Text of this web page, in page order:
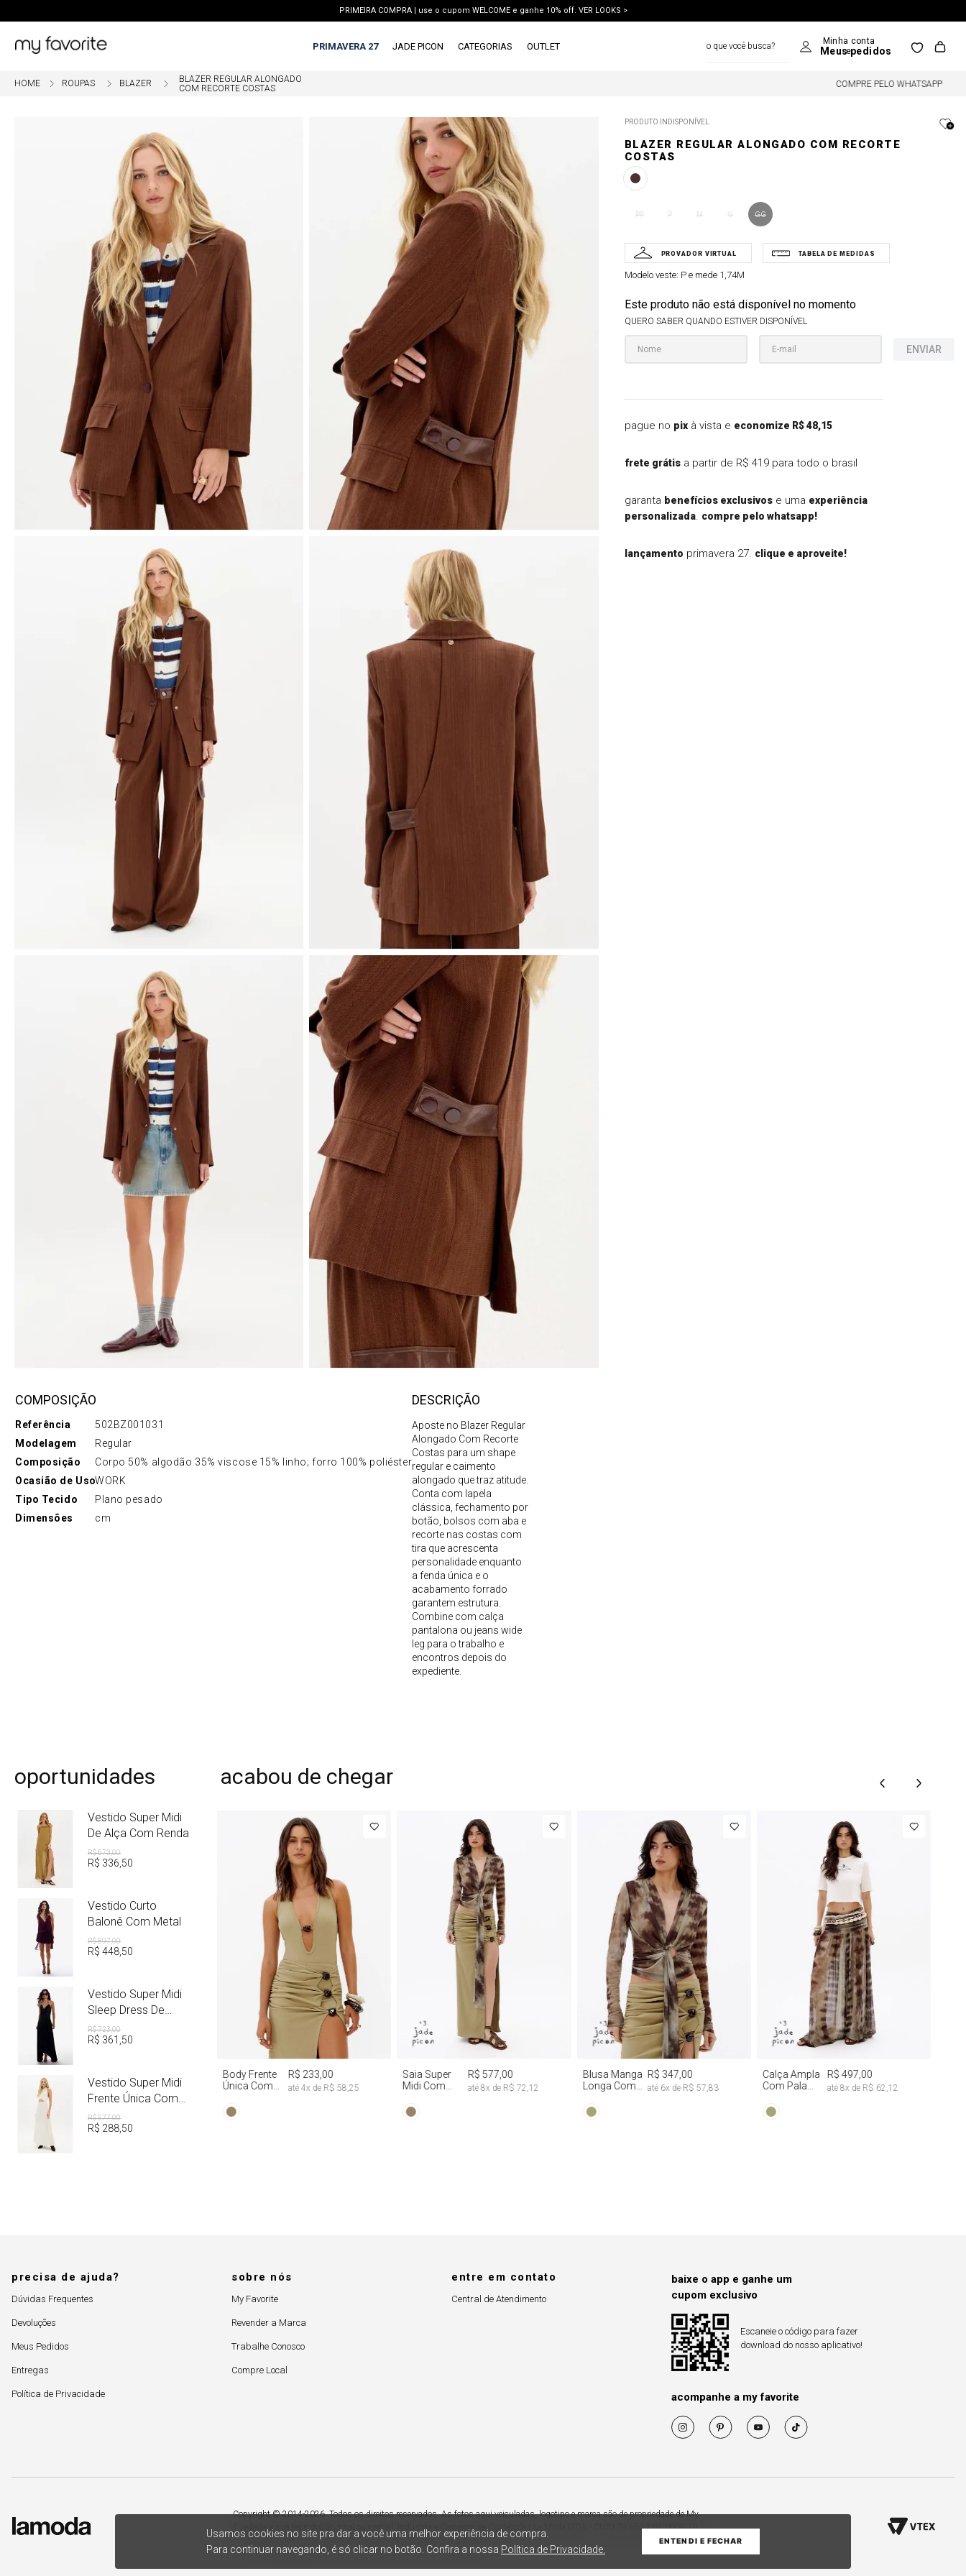
PRIMEIRA COMPRA | use o cupom WELCOME e ganhe 10% off. VER LOOKS >
PRIMAVERA 27 JADE PICON CATEGORIAS OUTLET
ROUPAS BLAZER
BLAZER REGULAR ALONGADO
COM RECORTE COSTAS
5% OFF EM COMPRAS COM PIX COMPRE PELO WHATSAPP
Usamos cookies no site pra dar a você uma melhor experiência de compra.
Para continuar navegando, é só clicar no botão. Confira a nossa Política de Privacidade.
ENTENDI E FECHAR
COMPOSIÇÃO
Referência
502BZ001031
Modelagem
Regular
Composição
Corpo 50% algodão 35% viscose 15% linho; forro 100% poliéster
Ocasião de UsoWORK
Tipo Tecido
Plano pesado
Dimensões
cm
DESCRIÇÃO
Aposte no Blazer Regular
Alongado Com Recorte
Costas para um shape
regular e caimento
alongado que traz atitude.
Conta com lapela
clássica, fechamento por
botão, bolsos com aba e
recorte nas costas com
tira que acrescenta
personalidade enquanto
a fenda única e o
acabamento forrado
garantem estrutura.
Combine com calça
pantalona ou jeans wide
leg para o trabalho e
encontros depois do
expediente.
PRODUTO INDISPONÍVEL
BLAZER REGULAR ALONGADO COM RECORTE
COSTAS
PP P M G GG
Modelo veste: P e mede 1,74M
Este produto não está disponível no momento
QUERO SABER QUANDO ESTIVER DISPONÍVEL
ENVIAR
pague no pixà vista e economize R$ 48,15
frete grátisa partir de R$ 419 para todo o brasil
garanta benefícios exclusivose uma experiência
personalizada. compre pelo whatsapp!
lançamento primavera 27. clique e aproveite!
oportunidades
Vestido Super Midi
De Alça Com Renda
R$673,00
R$ 336 50
Vestido Curto
Balonê Com Metal
R$897,00
R$ 448, 50
Vestido Super Midi
Sleep Dress De
Cetim Com Metal
R$723,00
R$ 361 50
Vestido Super Midi
Frente Única Com
Linho
R$577,00
R$ 288, 50
acabou de chegar
Body Frente
Única Com
R$ 233,00
até 4x de R$ 58,25
PP M
Saia Super
Midi Com
Lateral
R$ 577,00
até 8x de R$ 72,12
PP M G
Blusa Manga
Longa Com
Dye
R$ 347,00
até 6x de R$ 57,83
PP M G
Calça Ampla
Com Pala
Dye
R$ 497,00
até8x deR$ 62,12
precisa de ajuda?
Dúvidas Frequentes
Devoluções
Meus Pedidos
Entregas
Política de Privacidade
sobre nós
My Favorite
Revender a Marca
Trabalhe Conosco
Compre Local
entre em contato
Central de Atendimento
baixe o app e ganhe um
cupom exclusivo
Escaneie o código para fazer
download do nosso aplicativo!
acompanhe a my favorite
Copyright © 2014-2026. Todos os direitos reservados. As fotos aqui veiculadas, logotipo e marca são de propriedade de My.
É vedada a sua reprodução, total ou parcial. Indústria e Comércio de Confecções La Moda LTDA - CNPJ 79.653.119/0009-70
– Acesso estadual Rio Maina, nº 1925 - Vila Macarini - Criciúma/SC.
vestido
blusa
calca jeans
calca
saia
short
conjunto
8º
jaqueta
blazer
macacao